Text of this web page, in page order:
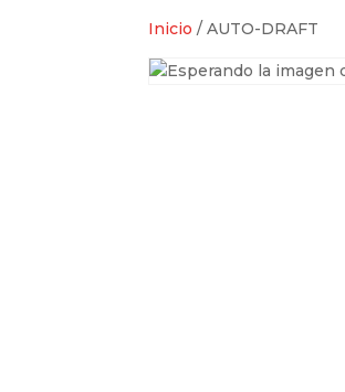
Inicio / AUTO-DRAFT